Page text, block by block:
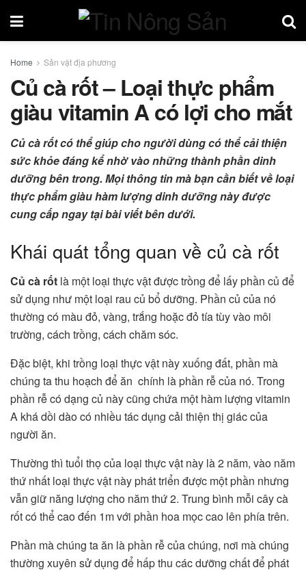
Home Sản vật địa phương
Củ cà rốt – Loại thực phẩm
giàu vitamin A có lợi cho mắt
Củ cà rốt có thể giúp cho người dùng có thể cải thiện
sức khỏe đáng kể nhờ vào những thành phần dinh
dưỡng bên trong. Mọi thông tin mà bạn cần biết về loại
thực phẩm giàu hàm lượng dinh dưỡng này được
cung cấp ngay tại bài viết bên dưới.
Khái quát tổng quan về củ cà rốt
Củ cà rốt là một loại thực vật được trồng để lấy phần củ để
sử dụng như một loại rau củ bổ dưỡng. Phần củ của nó
thường có màu đỏ, vàng, trắng hoặc đỏ tía tùy vào môi
trường, cách trồng, cách chăm sóc.
Đặc biệt, khi trồng loại thực vật này xuống đất, phần mà
chúng ta thu hoạch để ăn chính là phần rễ của nó. Trong
phần rễ có dạng củ này cũng chứa một hàm lượng vitamin
A khá dồi dào có nhiều tác dụng cải thiện thị giác của
người ăn.
Thường thì tuổi thọ của loại thực vật này là 2 năm, vào năm
thứ nhất loại thực vật này phát triển được một phần nhưng
vẫn giữ năng lượng cho năm thứ 2. Trung bình mỗi cây cà
rốt có thể cao đến 1m với phần hoa mọc cao lên phía trên.
Phần mà chúng ta ăn là phần rễ của chúng, nơi mà chúng
thường xuyên sử dụng để hấp thu các dưỡng chất để phát